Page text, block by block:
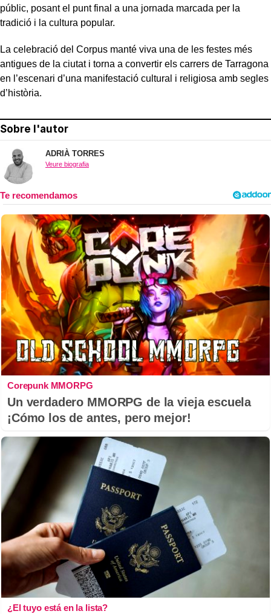
públic, posant el punt final a una jornada marcada per la
tradició i la cultura popular.
La celebració del Corpus manté viva una de les festes més
antigues de la ciutat i torna a convertir els carrers de Tarragona
en l’escenari d’una manifestació cultural i religiosa amb segles
d’història.
Sobre l'autor
ADRIÀ TORRES
Veure biografia
Corepunk MMORPG
Un verdadero MMORPG de la vieja escuela
¡Cómo los de antes, pero mejor!
¿El tuyo está en la lista?